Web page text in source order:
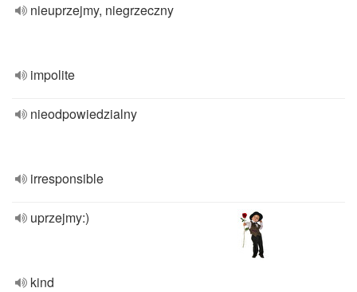
nieuprzejmy, niegrzeczny
impolite
nieodpowiedzialny
irresponsible
uprzejmy:)
kind